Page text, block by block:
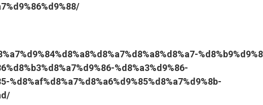
%d8%a3%d9%86-
%d8%af%d8%a7%d8%a6%d9%85%d8%a7%d9%8b-